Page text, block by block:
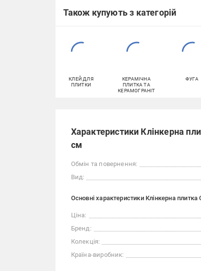
Також купують з категорій
КЛЕЙ ДЛЯ
ПЛИТКИ
КЕРАМІЧНА
ПЛИТКА ТА
КЕРАМОГРАНІТ
ФУГА
Характеристики Клінкерна
см
Обмін та повернення:
Вид:
Основні характеристики Клінкерна
Ціна:
Бренд:
Колекція:
Країна-виробник: